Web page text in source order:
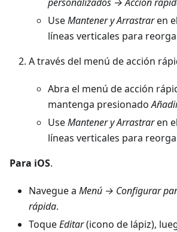
personalizados → Acción
UseMantener y Arrastraren
líneas verticales para
A través del menú de acción
Abra el menú de acción
mantenga presionado
UseMantener y Arrastraren
líneas verticales para
Para iOS.
Navegue a Menú → Configurar
rápida.
ToqueEditar(icono de lápiz),